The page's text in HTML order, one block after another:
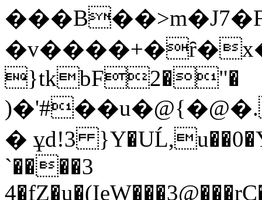
}tkbF2�"�
� ұd!3
`����3